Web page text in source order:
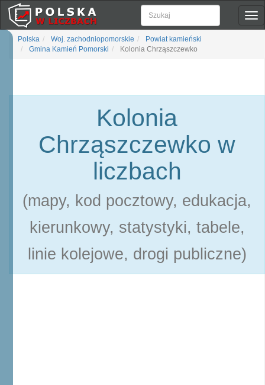
Polska Woj. zachodniopomorskie
Powiat kamieński
Gmina Kamień Pomorski
Kolonia Chrząszczewko
Kolonia
Chrząszczewko w
liczbach
(mapy, kod pocztowy, edukacja,
kierunkowy, statystyki, tabele,
linie kolejowe, drogi publiczne)